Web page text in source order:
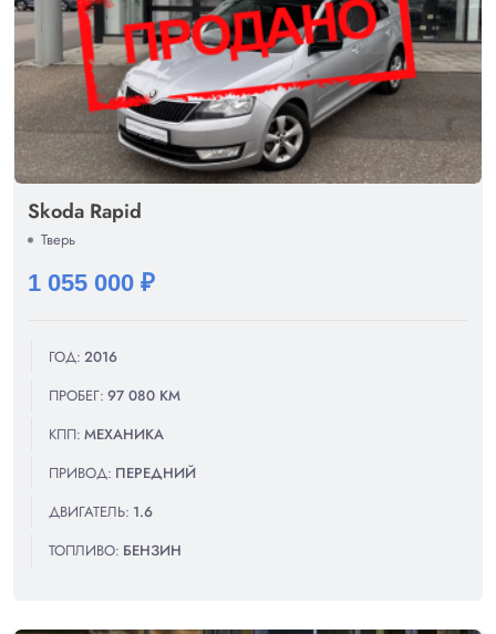
Skoda Rapid
Тверь
1 055 000 ₽
ГОД: 2016
ПРОБЕГ: 97 080 КМ
КПП: МЕХАНИКА
ПРИВОД: ПЕРЕДНИЙ
ДВИГАТЕЛЬ: 1.6
ТОПЛИВО: БЕНЗИН